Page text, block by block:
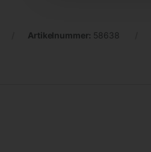
Artikelnummer: 58638